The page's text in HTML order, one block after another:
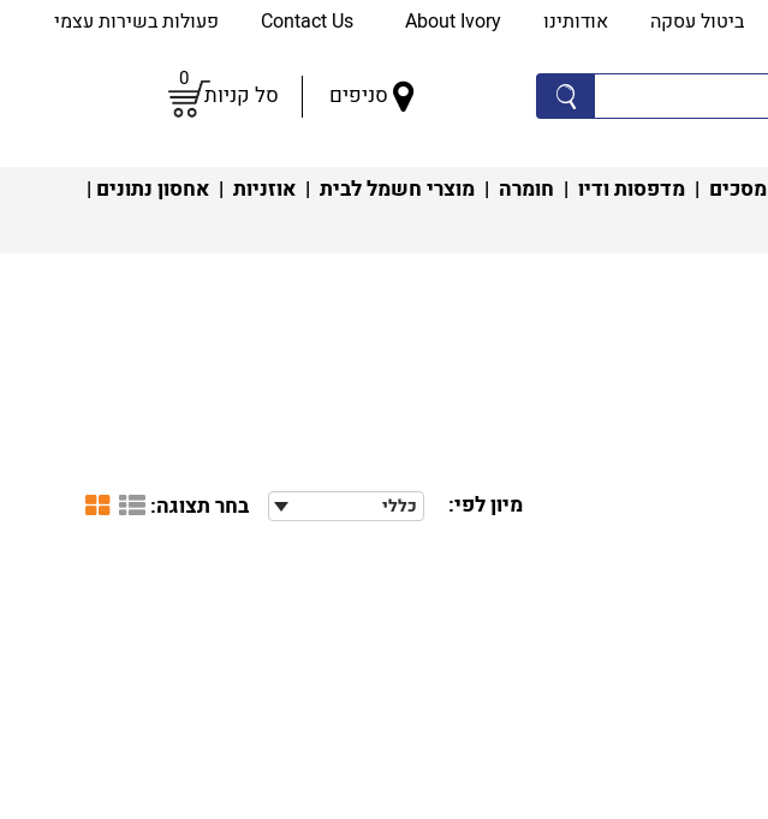
ביטול עסקה אודותינו About Ivory פעולות בשירות עצמי
סניפים סל קניות
0
מסכים | מדפסות ודיו | חומרה | מוצרי חשמל לבית | אוזניות | אחסון נתונים |
מיון לפי: כללי בחר תצוגה: